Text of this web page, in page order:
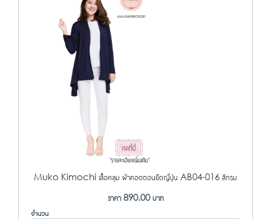
Muko Kimochi เสื้อคลุม ผ้าคอตตอนยืดญี่ปุ่น AB04-016 สีกรม
ราคา890.00บาท
จำนวน